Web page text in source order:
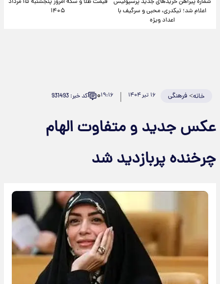
اعلام شد؛ تیکدری، محبی و سرگیف با
اعداد ویژه
۱۴۰۵
خانه>فرهنگی ۱۶ تیر ۱۴۰۴ ۱۹:۱۶۰ کد خبر: 931493
عکس جدید و متفاوت الهام
چرخنده پربازدید شد